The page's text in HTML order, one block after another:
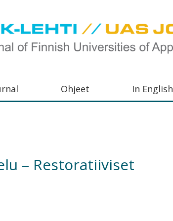
Ohjeet In English
– Restoratiiviset